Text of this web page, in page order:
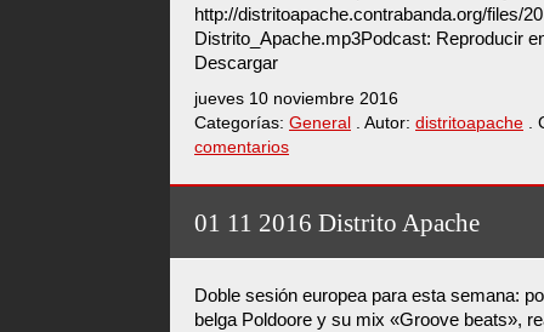
http://distritoapache.contrabanda.org/files/
Distrito_Apache.mp3Podcast: Reproducir
Descargar
jueves 10 noviembre 2016
Categorías: General . Autor: distritoapache .
comentarios
01 11 2016 Distrito Apache
Doble sesión europea para esta semana:
belga Poldoore y su mix «Groove beats»,